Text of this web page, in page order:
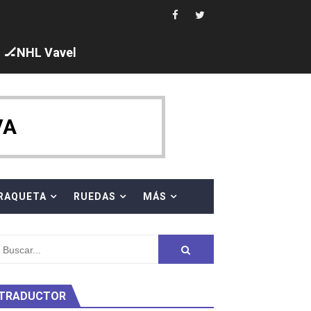
y Taddeucci. Ángela Martínez 5ª en 10km
al equipo neutral ruso, llevándose 8 medallas, seis para
🏒NHL Vavel
RAQUETA RUEDAS MÁS